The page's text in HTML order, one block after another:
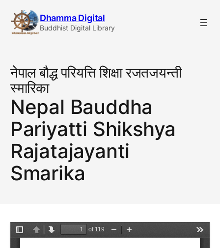
content
Dhamma Digital
Buddhist Digital Library
नेपाल बाैद्ध परियत्ति शिक्षा रजतजयन्ती
स्मारिका
Nepal Bauddha
Pariyatti Shikshya
Rajatajayanti
Smarika